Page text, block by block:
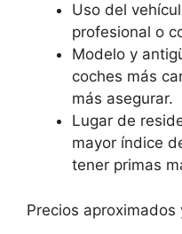
Uso del
profesional o
Modelo y
coches más
más asegurar.
Lugar de
mayor índice
tener primas
Precios